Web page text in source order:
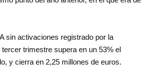
sin activaciones registrado por la
trimestre supera en un 53% el
y cierra en 2,25 millones de euros.